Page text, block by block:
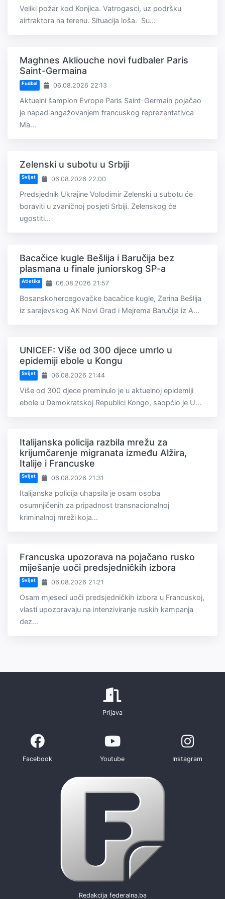
Veliki požar kod Konjica. Vatrogasci, uz podršku
airtraktora na terenu. Situacija loša. Su...
Maghnes Akliouche novi fudbaler Paris
Saint-Germaina
Fudbal 06.08.2026 22:13
Aktuelni šampion Evrope Paris Saint-Germain pojačao
je napad angažovanjem francuskog reprezentativca
Ma...
Zelenski u subotu u Srbiji
Svijet 06.08.2026 22:00
Predsjednik Ukrajine Volodimir Zelenski u subotu će
boraviti u zvaničnoj posjeti Srbiji. Zelenskog će
ugostiti...
Bacačice kugle Bešlija i Baručija bez
plasmana u finale juniorskog SP-a
Atletika 06.08.2026 21:57
Bosanskohercegovačke bacačice kugle, Zerina Bešlija
iz sarajevskog AK Novi Grad i Mejrema Baručija iz A...
UNICEF: Više od 300 djece umrlo u
epidemiji ebole u Kongu
Svijet 06.08.2026 21:44
Više od 300 djece preminulo je u aktuelnoj epidemiji
ebole u Demokratskoj Republici Kongo, saopćio je U...
Italijanska policija razbila mrežu za
krijumčarenje migranata između Alžira,
Italije i Francuske
Svijet 06.08.2026 21:31
Italijanska policija uhapsila je osam osoba
osumnjičenih za pripadnost transnacionalnoj
kriminalnoj mreži koja...
Francuska upozorava na pojačano rusko
miješanje uoči predsjedničkih izbora
Svijet 06.08.2026 21:21
Osam mjeseci uoči predsjedničkih izbora u Francuskoj,
vlasti upozoravaju na intenziviranje ruskih kampanja
dez...
Prijava
Facebook Youtube Instagram
Redakcija federalna.ba